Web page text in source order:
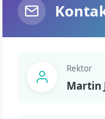
Rektor
Martin